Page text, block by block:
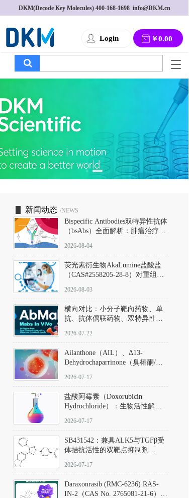
DKM(Decode Key Molecules) 400-168-1698
  info@DKM.cn
Login ￥0.00
T
g
g
l
a
v
i
g
a
新闻动态 /NEWS
Bispecific Antibodies双特异性抗体
（bsAbs）全面解析：肿瘤治疗的
2026-08-04
荧光素衍生物AkaLumine盐酸盐
（CAS#2558205-28-8）对重组萤
数（Km）为2.06 μM；其近红外
发光特性赋予优异的组织穿透能
力，大幅增强成像信噪比，从而
实现活体动物模型中极低给药剂
量下的高灵敏度、非侵入式生物
2026-08-03
横向对比：小分子靶向药物、单
抗、抗体偶联药物、双特异性抗
及应用瓶颈
2026-07-22
Ailanthone（AIL）、Δ13-
Dehydrochaparrinone（臭椿酮/臭
DKM货号 D806885
2026-07-17
盐酸阿霉素（Doxorubicin
Hydrochloride）：生物活性解
范
2026-07-17
SB431542：兼具ALK5与TGFβ受
体拮抗活性的双靶点抑制剂
D801067）
2026-07-17
Daraxonrasib (RMC-6236) RAS-
IN-2（CAS No. 2765081-21-6）：